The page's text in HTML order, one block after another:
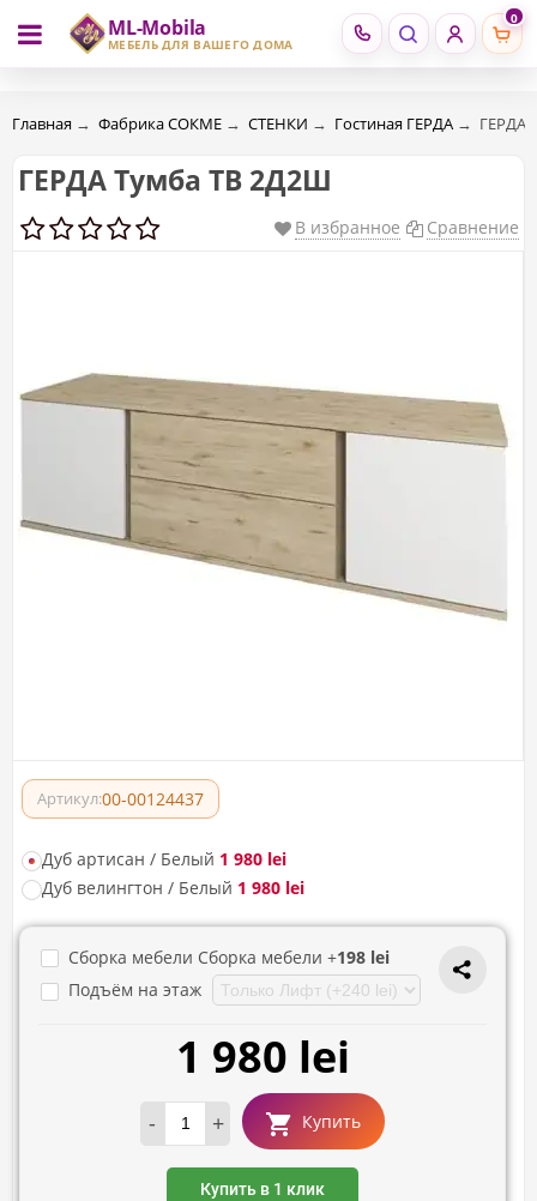
ML-Mobila
МЕБЕЛЬ ДЛЯ ВАШЕГО ДОМА
0
RU RO
Главная → Фабрика СОКМЕ → СТЕНКИ → Гостиная ГЕРДА → ГЕРДА
ГЕРДА Тумба ТВ 2Д2Ш
В избранное Сравнение
Артикул:00-00124437
Дуб артисан / Белый 1 980 lei
Дуб велингтон / Белый 1 980 lei
Сборка мебели Сборка мебели +198 lei
Подъём на этаж
1 980 lei
- + Купить
Купить в 1 клик